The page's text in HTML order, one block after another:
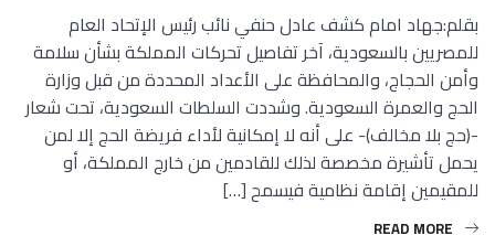
بقلم:جهاد امام كشف عادل حنفي نائب رئيس الإتحاد العام
للمصريين بالسعودية، آخر تفاصيل تحركات المملكة بشأن سلامة
وأمن الحجاج، والمحافظة على الأعداد المحددة من قبل وزارة
الحج والعمرة السعودية. وشددت السلطات السعودية، تحت شعار
-(حج بلا مخالف)- على أنه لا إمكانية لأداء فريضة الحج إلا لمن
يحمل تأشيرة مخصصة لذلك للقادمين من خارج المملكة، أو
للمقيمين إقامة نظامية فيسمح […]
READ MORE